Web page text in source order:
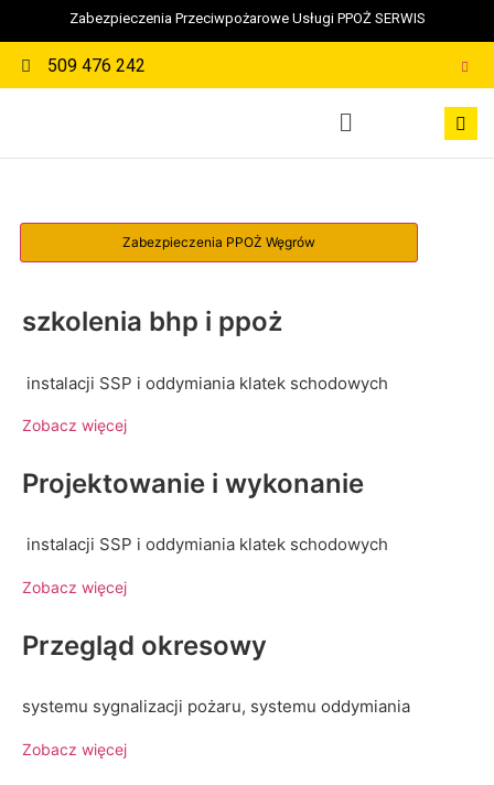
Zabezpieczenia Przeciwpożarowe Usługi PPOŻ SERWIS
509 476 242
szkolenia bhp i ppoż
instalacji SSP i oddymiania klatek schodowych
Zobacz więcej
Projektowanie i wykonanie
instalacji SSP i oddymiania klatek schodowych
Zobacz więcej
Przegląd okresowy
systemu sygnalizacji pożaru, systemu oddymiania
Zobacz więcej